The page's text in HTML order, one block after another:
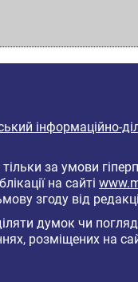
інформаційно-
за умови
на сайті
згоду від
думок чи
розміщених на